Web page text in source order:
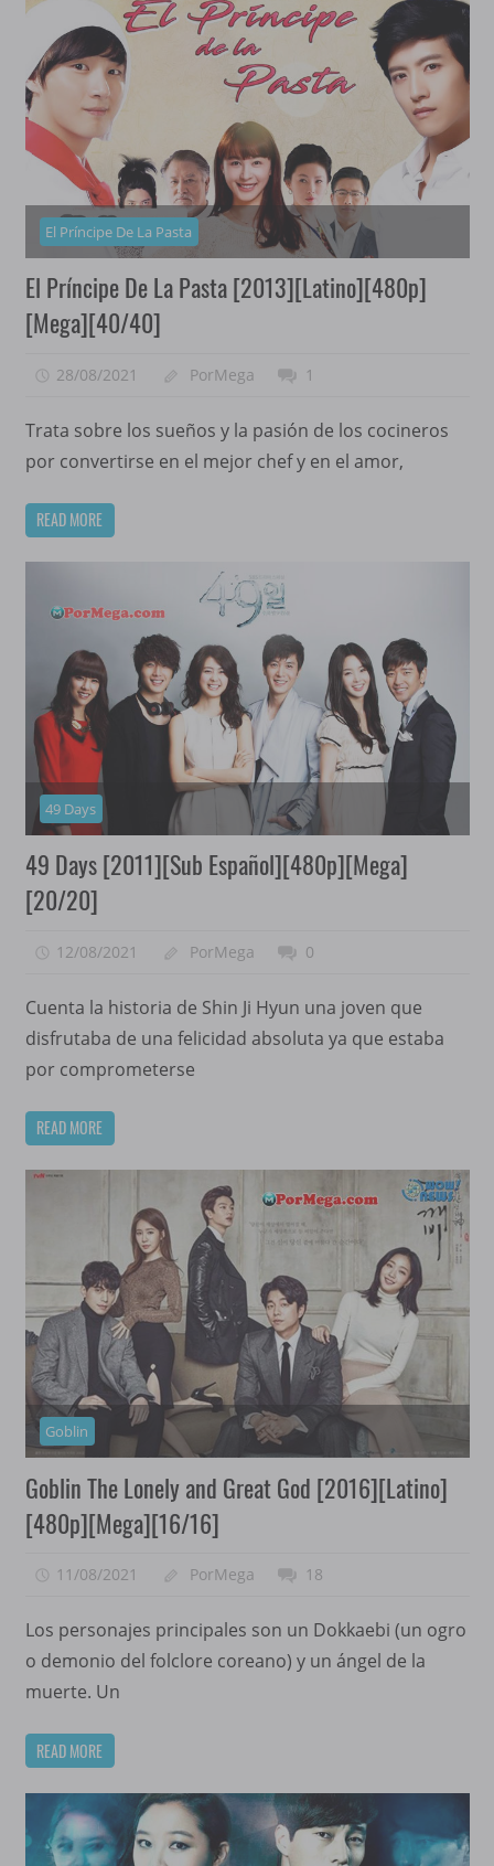
El Príncipe De La Pasta
El Príncipe De La Pasta [2013][Latino][480p]
[Mega][40/40]
28/08/2021 PorMega 1
Trata sobre los sueños y la pasión de los cocineros
por convertirse en el mejor chef y en el amor,
READ MORE
49 Days
49 Days [2011][Sub Español][480p][Mega]
[20/20]
12/08/2021 PorMega 0
Cuenta la historia de Shin Ji Hyun una joven que
disfrutaba de una felicidad absoluta ya que estaba
por comprometerse
READ MORE
Goblin
Goblin The Lonely and Great God [2016][Latino]
[480p][Mega][16/16]
11/08/2021 PorMega 18
Los personajes principales son un Dokkaebi (un ogro
o demonio del folclore coreano) y un ángel de la
muerte. Un
READ MORE